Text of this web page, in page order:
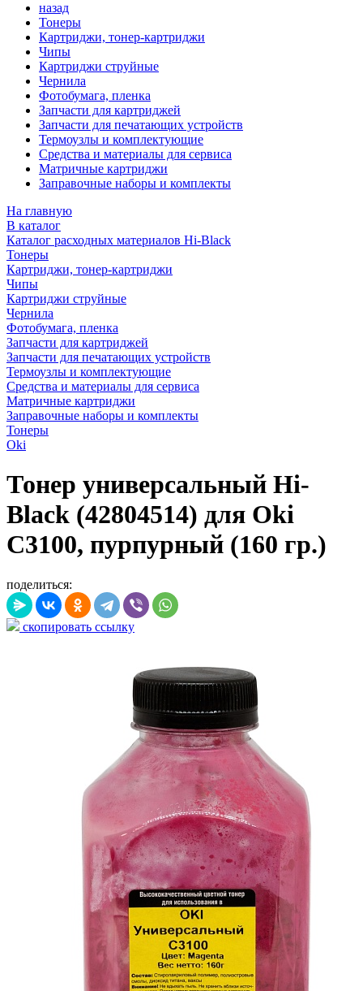
назад
Тонеры
Картриджи, тонер-картриджи
Чипы
Картриджи струйные
Чернила
Фотобумага, пленка
Запчасти для картриджей
Запчасти для печатающих устройств
Термоузлы и комплектующие
Средства и материалы для сервиса
Матричные картриджи
Заправочные наборы и комплекты
На главную
В каталог
Каталог расходных материалов Hi-Black
Тонеры
Картриджи, тонер-картриджи
Чипы
Картриджи струйные
Чернила
Фотобумага, пленка
Запчасти для картриджей
Запчасти для печатающих устройств
Термоузлы и комплектующие
Средства и материалы для сервиса
Матричные картриджи
Заправочные наборы и комплекты
Тонеры
Oki
Тонер универсальный Hi-
Black (42804514) для Oki
С3100, пурпурный (160 гр.)
поделиться:
скопировать ссылку